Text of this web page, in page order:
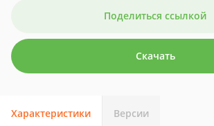
Поделиться ссылкой
Скачать
Характеристики Версии